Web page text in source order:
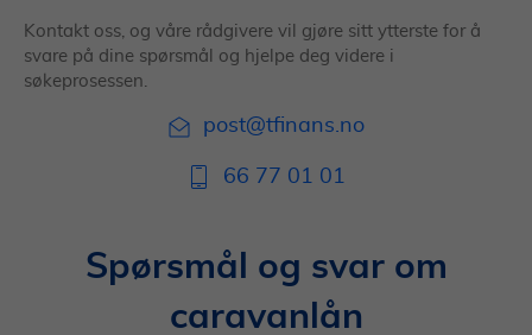
Kontakt oss, og våre rådgivere vil gjøre sitt ytterste for å
svare på dine spørsmål og hjelpe deg videre i
søkeprosessen.
post@tfinans.no
66 77 01 01
Spørsmål og svar om
caravanlån